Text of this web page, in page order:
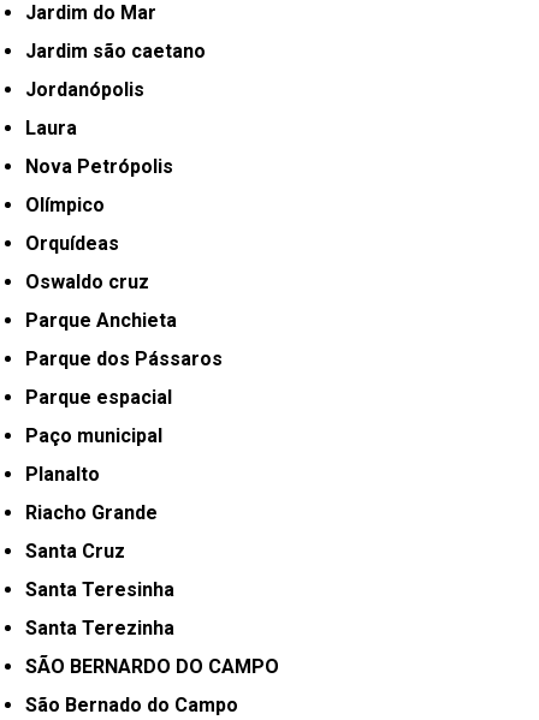
Jardim do Mar
Jardim são caetano
Jordanópolis
Laura
Nova Petrópolis
Olímpico
Orquídeas
Oswaldo cruz
Parque Anchieta
Parque dos Pássaros
Parque espacial
Paço municipal
Planalto
Riacho Grande
Santa Cruz
Santa Teresinha
Santa Terezinha
SÃO BERNARDO DO CAMPO
São Bernado do Campo